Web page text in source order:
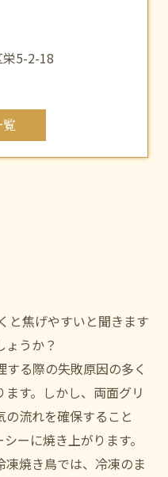
5-2-18
覧
と焦げやすいと聞きます
うか？
る際の失敗原因の多く
す。しかし、両面グリ
流れを確保すること
ーに焼き上がります。
焼き鳥では、冷凍のま